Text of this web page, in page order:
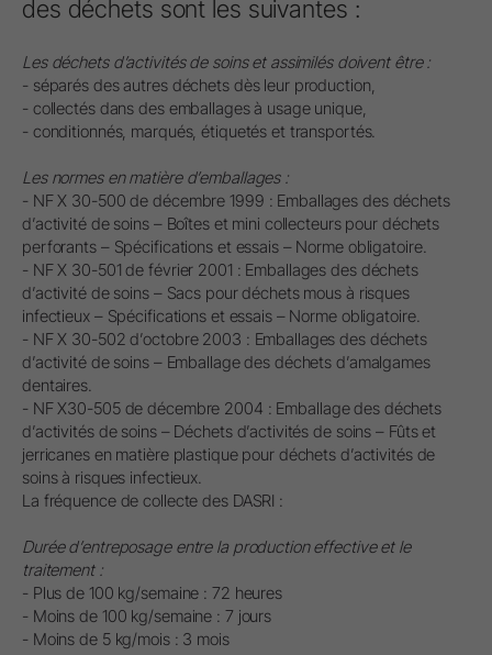
des déchets sont les suivantes :
Les déchets d’activités de soins et assimilés doivent être :
- séparés des autres déchets dès leur production,
- collectés dans des emballages à usage unique,
- conditionnés, marqués, étiquetés et transportés.
Les normes en matière d’emballages :
- NF X 30-500 de décembre 1999 : Emballages des déchets
d’activité de soins – Boîtes et mini collecteurs pour déchets
perforants – Spécifications et essais – Norme obligatoire.
- NF X 30-501 de février 2001 : Emballages des déchets
d’activité de soins – Sacs pour déchets mous à risques
infectieux – Spécifications et essais – Norme obligatoire.
- NF X 30-502 d’octobre 2003 : Emballages des déchets
d’activité de soins – Emballage des déchets d’amalgames
dentaires.
- NF X30-505 de décembre 2004 : Emballage des déchets
d’activités de soins – Déchets d’activités de soins – Fûts et
jerricanes en matière plastique pour déchets d’activités de
soins à risques infectieux.
La fréquence de collecte des DASRI :
Durée d’entreposage entre la production effective et le
traitement :
- Plus de 100 kg/semaine : 72 heures
- Moins de 100 kg/semaine : 7 jours
- Moins de 5 kg/mois : 3 mois